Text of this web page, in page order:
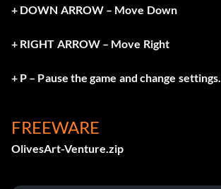
+ DOWN ARROW – Move Down
+ RIGHT ARROW – Move Right
+ P – Pause the game and change settings.
FREEWARE
OlivesArt-Venture.zip